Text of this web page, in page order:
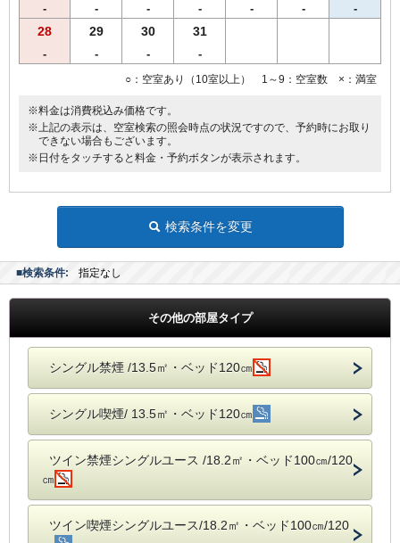
- - - - - - -
28
-
29
-
30
-
31
-
○：空室あり（10室以上） 1～9：空室数 ×：満室
※料金は消費税込み価格です。
※上記の表示は、空室検索の照会時点の状況ですので、予約時にお取り
できない場合もございます。
※日付をタッチすると料金・予約ボタンが表示されます。
検索条件を変更
■検索条件: 指定なし
その他の部屋タイプ
シングル禁煙 /13.5㎡・ベッド120㎝
シングル喫煙/ 13.5㎡・ベッド120㎝
ツイン禁煙シングルユース /18.2㎡・ベッド100㎝/120
㎝
ツイン喫煙シングルユース/18.2㎡・ベッド100㎝/120